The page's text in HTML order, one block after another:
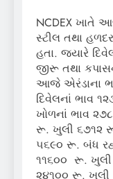
NCDEX ખાતે
સ્ટીલ તથા
હતા. જ્યારે
જીરૂ તથા
આજે એરંડાના
દિવેલનાં ભાવ
ખોળનાં ભાવ
રૂ. ખુલી ૬૭૧૨
૫૬૯૦ રૂ. બંધ
૧૧૬૦૦ રૂ.
૨૪૧૦૦ રૂ. ખુલી